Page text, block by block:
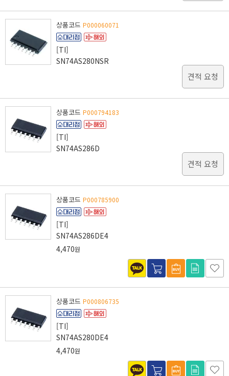
상품코드 P000060071
[TI]
SN74AS280NSR
견적 요청
상품코드 P000794183
[TI]
SN74AS286D
견적 요청
상품코드 P000785900
[TI]
SN74AS286DE4
4,470원
상품코드 P000806735
[TI]
SN74AS280DE4
4,470원